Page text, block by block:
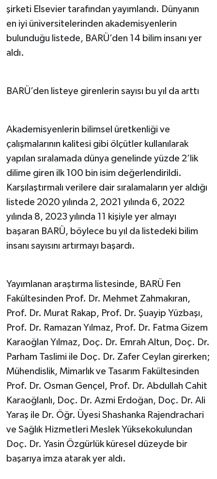
şirketi Elsevier tarafından yayımlandı. Dünyanın
en iyi üniversitelerinden akademisyenlerin
bulunduğu listede, BARÜ’den 14 bilim insanı yer
aldı.
BARÜ’den listeye girenlerin sayısı bu yıl da arttı
Akademisyenlerin bilimsel üretkenliği ve
çalışmalarının kalitesi gibi ölçütler kullanılarak
yapılan sıralamada dünya genelinde yüzde 2’lik
dilime giren ilk 100 bin isim değerlendirildi.
Karşılaştırmalı verilere dair sıralamaların yer aldığı
listede 2020 yılında 2, 2021 yılında 6, 2022
yılında 8, 2023 yılında 11 kişiyle yer almayı
başaran BARÜ, böylece bu yıl da listedeki bilim
insanı sayısını artırmayı başardı.
Yayımlanan araştırma listesinde, BARÜ Fen
Fakültesinden Prof. Dr. Mehmet Zahmakıran,
Prof. Dr. Murat Rakap, Prof. Dr. Şuayip Yüzbaşı,
Prof. Dr. Ramazan Yılmaz, Prof. Dr. Fatma Gizem
Karaoğlan Yılmaz, Doç. Dr. Emrah Altun, Doç. Dr.
Parham Taslimi ile Doç. Dr. Zafer Ceylan girerken;
Mühendislik, Mimarlık ve Tasarım Fakültesinden
Prof. Dr. Osman Gençel, Prof. Dr. Abdullah Cahit
Karaoğlanlı, Doç. Dr. Azmi Erdoğan, Doç. Dr. Ali
Yaraş ile Dr. Öğr. Üyesi Shashanka Rajendrachari
ve Sağlık Hizmetleri Meslek Yüksekokulundan
Doç. Dr. Yasin Özgürlük küresel düzeyde bir
başarıya imza atarak yer aldı.